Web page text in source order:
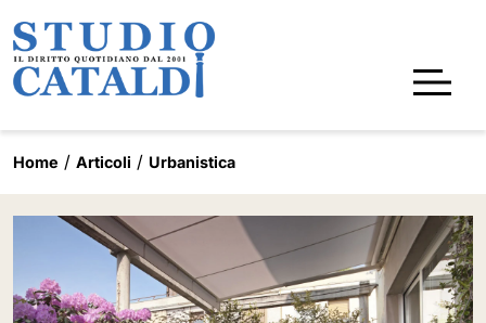
Home Articoli Urbanistica